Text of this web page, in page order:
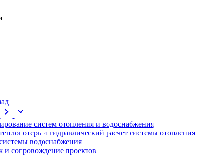
chevron_right expand_more
систем отопления и водоснабжения
и гидравлический расчет системы отопления
водоснабжения
и сопровождение проектов